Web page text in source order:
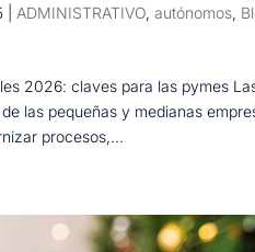
ADMINISTRATIVO,autónomos,
2026: claves para las pymes
las pequeñas y medianas
procesos,...